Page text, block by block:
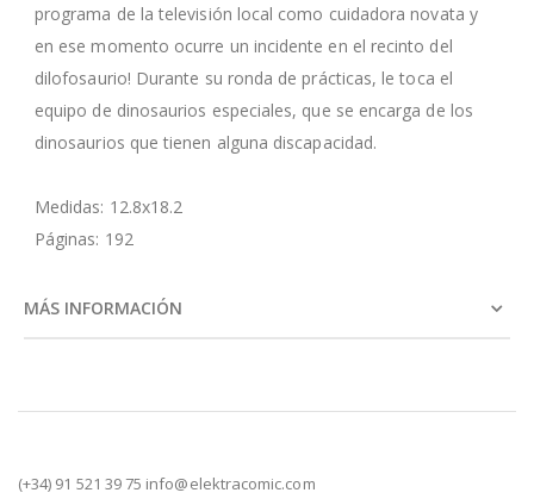
programa de la televisión local como cuidadora novata y
en ese momento ocurre un incidente en el recinto del
dilofosaurio! Durante su ronda de prácticas, le toca el
equipo de dinosaurios especiales, que se encarga de los
dinosaurios que tienen alguna discapacidad.
Medidas: 12.8x18.2
Páginas: 192
MÁS INFORMACIÓN
(+34) 91 521 39 75 info@elektracomic.com